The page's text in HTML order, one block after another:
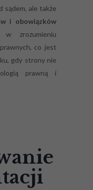
sądem, ale także
i obowiązków
zrozumieniu
co jest
gdy strony nie
prawną i